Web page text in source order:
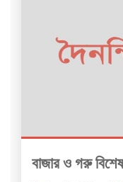
বাজার ও গরু